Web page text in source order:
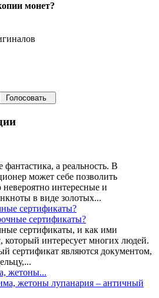
монет?
а реальность. В
может себе позволить
интересные и
в виде золотых...
сертификаты?
сертификаты, и как ими
который интересует многих людей.
сертификат являются документом,
жетоны...